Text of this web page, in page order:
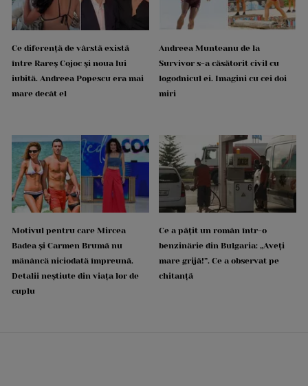
Ce diferență de vârstă există
între Rareș Cojoc și noua lui
iubită. Andreea Popescu era mai
mare decât el
Andreea Munteanu de la
Survivor s-a căsătorit civil cu
logodnicul ei. Imagini cu cei doi
miri
Motivul pentru care Mircea
Badea și Carmen Brumă nu
mănâncă niciodată împreună.
Detalii neștiute din viața lor de
cuplu
Ce a pățit un român într-o
benzinărie din Bulgaria: „Aveți
mare grijă!”. Ce a observat pe
chitanță